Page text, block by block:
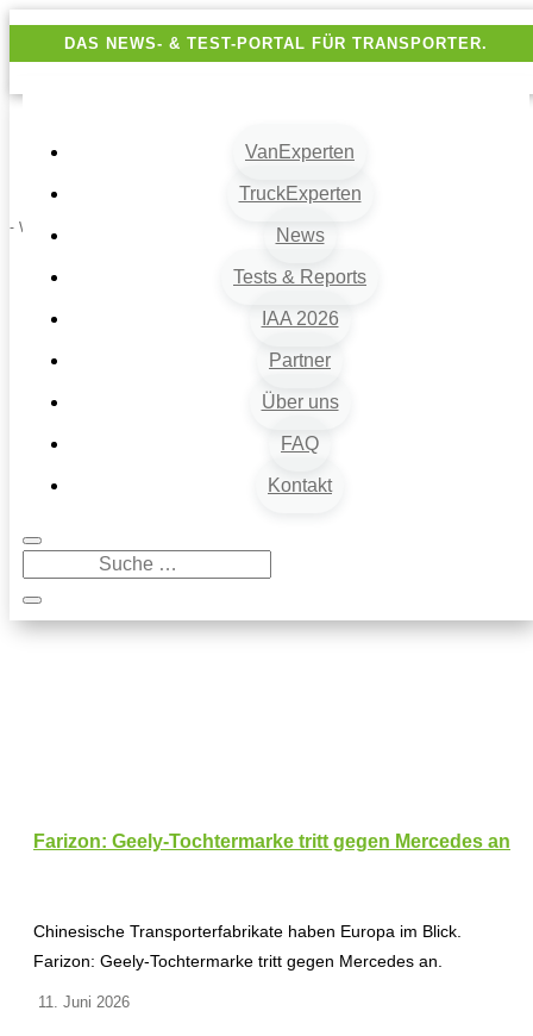
DAS NEWS- & TEST-PORTAL FÜR TRANSPORTER.
VanExperten
TruckExperten
News
Tests & Reports
IAA 2026
Partner
Über uns
FAQ
Kontakt
- Werbung -
Farizon: Geely-Tochtermarke tritt gegen Mercedes an
Chinesische Transporterfabrikate haben Europa im Blick.
Farizon: Geely-Tochtermarke tritt gegen Mercedes an.
11. Juni 2026